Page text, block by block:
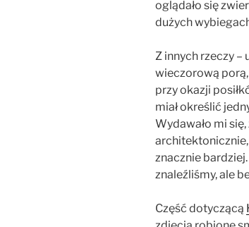
oglądało się
dużych
Z innych rzeczy –
wieczorową
przy okazji
miał określić
Wydawało mi
znacznie
znaleźliśmy, ale
Część dotyczącą